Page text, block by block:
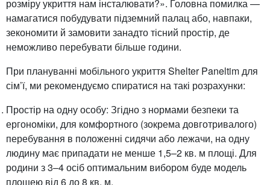
розміру укриття нам інсталювати?». Головна помилка —
намагатися побудувати підземний палац або, навпаки,
зекономити й замовити занадто тісний простір, де
неможливо перебувати більше години.
При плануванні мобільного укриття Shelter Paneltim для
сім’ї, ми рекомендуємо спиратися на такі розрахунки:
Простір на одну особу: Згідно з нормами безпеки та
ергономіки, для комфортного (зокрема довготривалого)
перебування в положенні сидячи або лежачи, на одну
людину має припадати не менше 1,5–2 кв. м площі. Для
родини з 3–4 осіб оптимальним вибором буде модель
площею від 6 до 8 кв. м.